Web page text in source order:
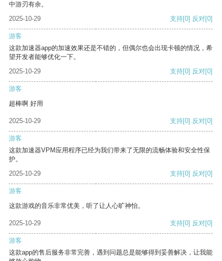
中游刃有余。
2025-10-29
支持[0] 反对[0]
游客
这款加速器app的加速效果还是不错的，但偶尔也会出现卡顿的情况，希
望开发者能够优化一下。
2025-10-29
支持[0] 反对[0]
游客
超棒啊 好用
2025-10-29 支持[0] 反对[0]
游客
这款加速器VPM应用程序已经为我们带来了无限的流畅体验和安全性保
护。
2025-10-29
支持[0] 反对[0]
游客
这款游戏的音乐非常优美，听了让人心旷神怡。
2025-10-29 支持[0] 反对[0]
游客
这款app的售后服务非常完善，遇到问题总是能够得到妥善解决，让我能